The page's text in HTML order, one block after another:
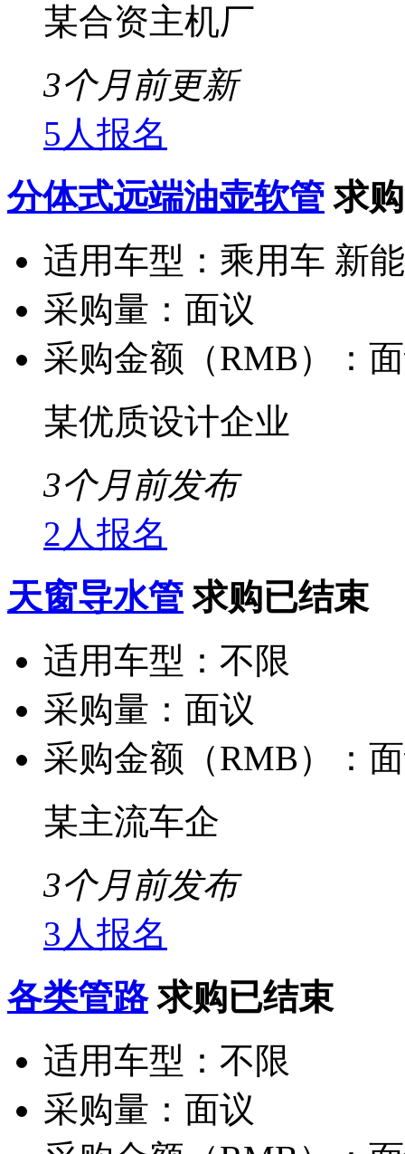
某合资主机厂
3个月前更新
5人报名
分体式远端油壶软管 求
适用车型： 乘用车 新
采购量： 面议
采购金额（RMB）：
某优质设计企业
3个月前发布
2人报名
天窗导水管 求购已结束
适用车型： 不限
采购量： 面议
采购金额（RMB）：
某主流车企
3个月前发布
3人报名
各类管路 求购已结束
适用车型： 不限
采购量： 面议